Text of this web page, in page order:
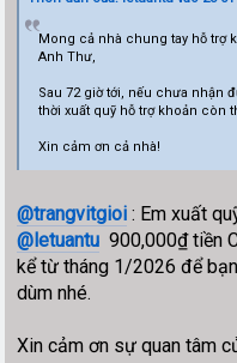
Mong cả nhà chung tay hỗ trợ
Anh Thư,
Sau 72 giờ tới, nếu chưa nhận
thời xuất quỹ hỗ trợ khoản còn
Xin cảm ơn cả nhà!
@trangvitgioi : Em xuất
@letuantu 900,000₫ tiền
kể từ tháng 1/2026 để
dùm nhé.
Xin cảm ơn sự quan tâm